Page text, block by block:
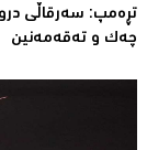
تڕەمپ: سەرقاڵى
چەک و تەقەمەنین